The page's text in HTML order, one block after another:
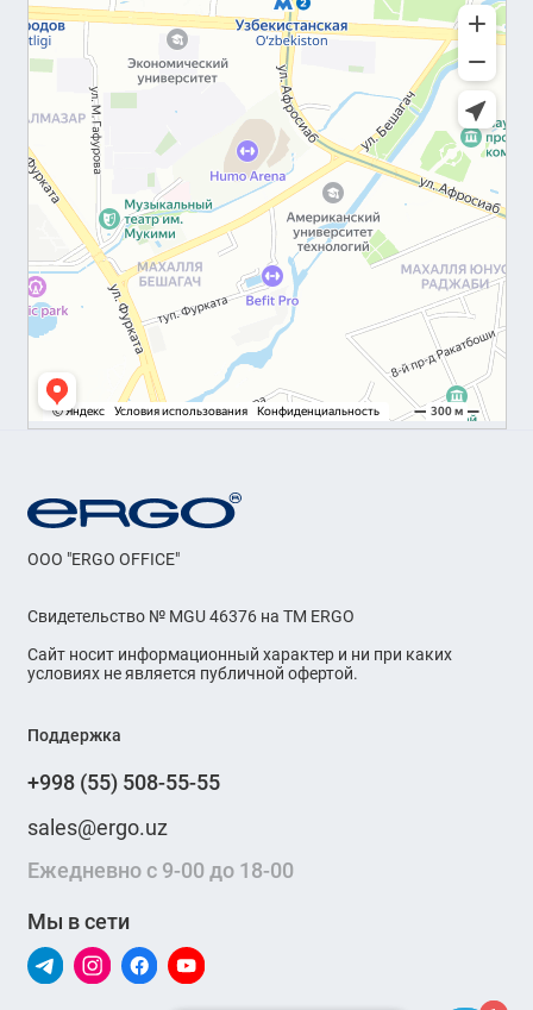
OOO "ERGO OFFICE"
Свидетельство № MGU 46376 на ТМ ERGO
Сайт носит информационный характер и ни при каких
условиях не является публичной офертой.
Поддержка
+998 (55) 508-55-55
sales@ergo.uz
Ежедневно с 9-00 до 18-00
Мы в сети